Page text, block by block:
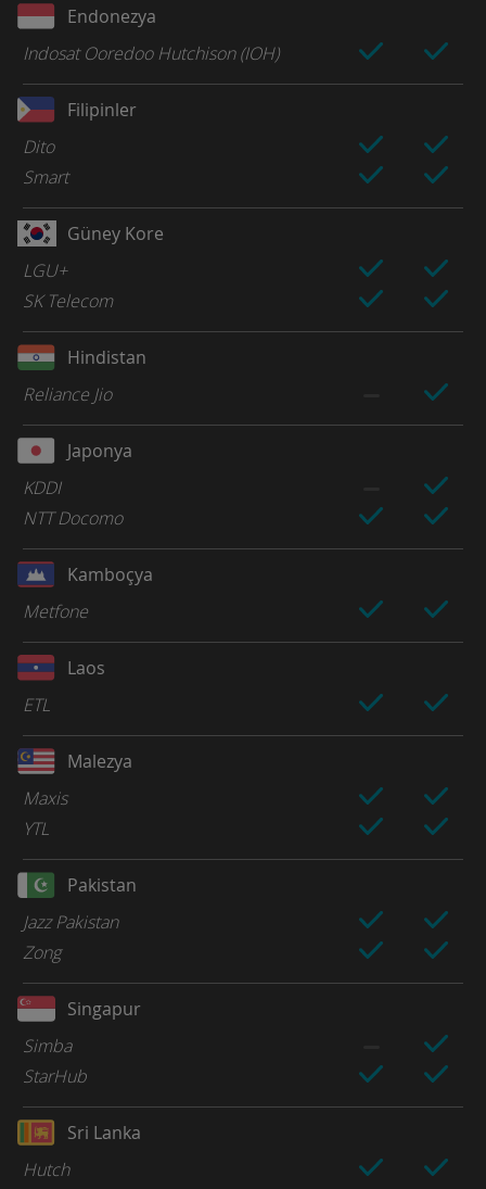
Endonezya
Indosat Ooredoo Hutchison (IOH)
Filipinler
Dito
Smart
Güney Kore
LGU+
SK Telecom
Hindistan
Reliance Jio
Japonya
KDDI
NTT Docomo
Kamboçya
Metfone
Laos
ETL
Malezya
Maxis
YTL
Pakistan
Jazz Pakistan
Zong
Singapur
Simba
StarHub
Sri Lanka
Hutch